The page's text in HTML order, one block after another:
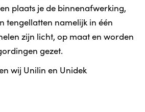
plaats je de binnenafwerking,
tengellatten namelijk in één
zijn licht, op maat en worden
gezet.
wij Unilin en Unidek